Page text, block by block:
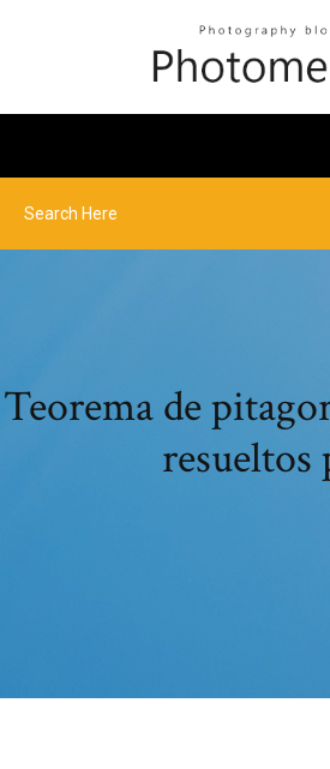
Teorema de
resueltos